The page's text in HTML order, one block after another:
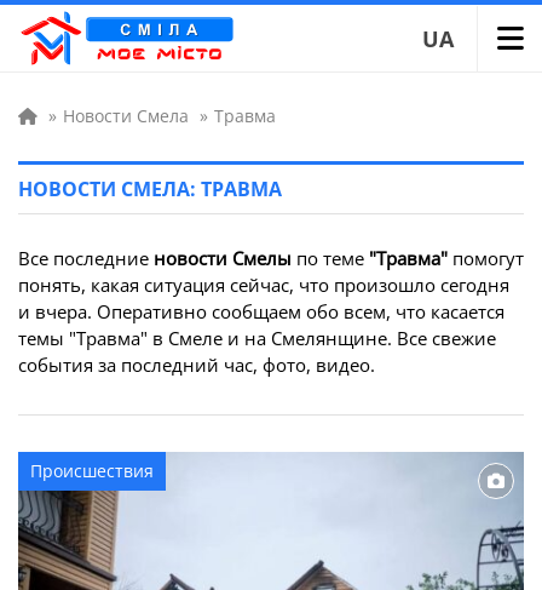
UA
» Новости Смела » Травма
НОВОСТИ СМЕЛА: ТРАВМА
Все последние новости Смелы по теме "Травма" помогут
понять, какая ситуация сейчас, что произошло сегодня
и вчера. Оперативно сообщаем обо всем, что касается
темы "Травма" в Смеле и на Смелянщине. Все свежие
события за последний час, фото, видео.
Происшествия